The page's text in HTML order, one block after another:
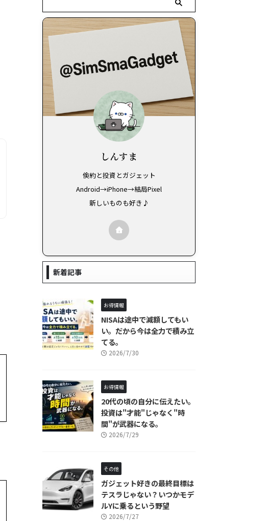
しんすま
倹約と投資とガジェット
Android→iPhone→結局Pixel
新しいものも好き♪
新着記事
お得情報
NISAは途中で減額してもい
い。だから今は全力で積み立
てる。
2026/7/30
お得情報
20代の頃の自分に伝えたい。
投資は"才能"じゃなく"時
間"が武器になる。
2026/7/29
その他
ガジェット好きの最終目標は
テスラじゃない？いつかモデ
ルYに乗るという野望
2026/7/27